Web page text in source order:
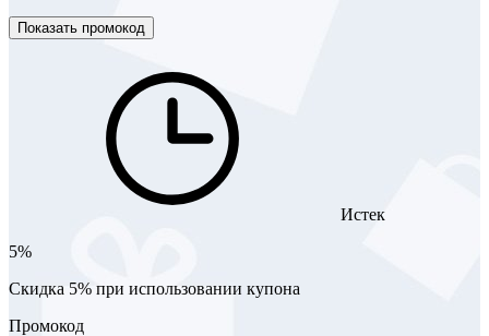
Показать промокод
Истек
5%
Скидка 5% при использовании купона
Промокод